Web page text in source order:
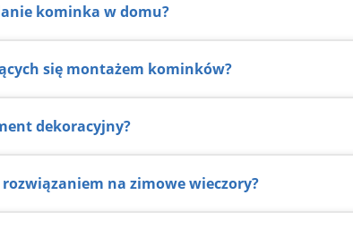
kominka w domu?
się montażem kominków?
dekoracyjny?
rozwiązaniem na zimowe wieczory?